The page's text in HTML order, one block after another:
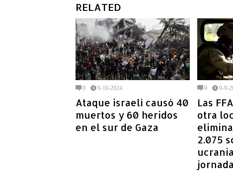
RELATED
0 9-10-2024
Ataque israelí causó 40
muertos y 60 heridos
en el sur de Gaza
0 9-9-
Las
otra
2.075
jornada